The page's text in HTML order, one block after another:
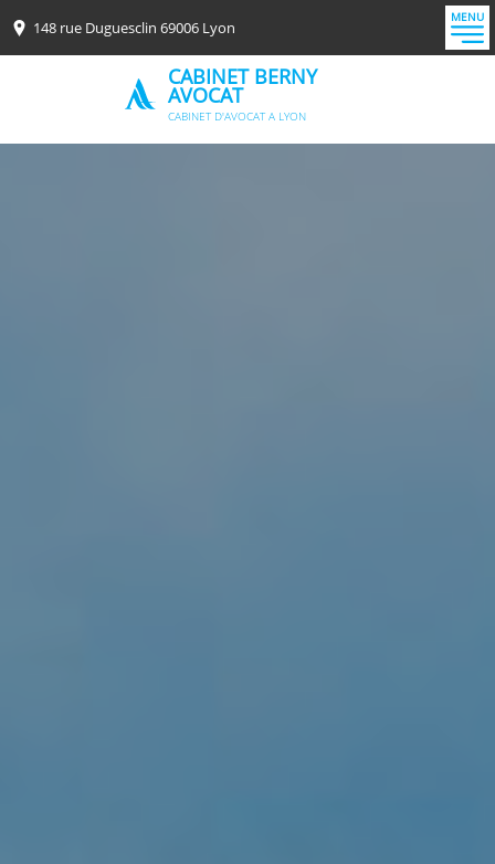
148 rue Duguesclin 69006 Lyon
CABINET BERNY
AVOCAT
CABINET D'AVOCAT A LYON
MENU